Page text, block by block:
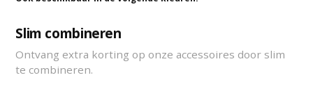
Slim combineren
Ontvang extra korting op onze accessoires door slim
te combineren.